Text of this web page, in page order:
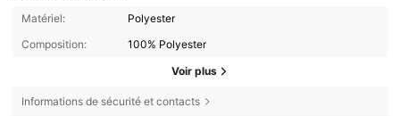
Matériel:
Polyester
Composition:
100% Polyester
Voir plus
Informations de sécurité et contacts